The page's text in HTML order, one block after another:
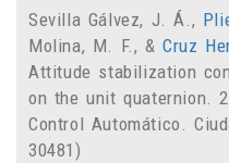
Sevilla Gálvez, J. Á.,
Molina, M. F., &Cruz
Attitude stabilization
on the unit quaternion.
Control Automático .
30481)